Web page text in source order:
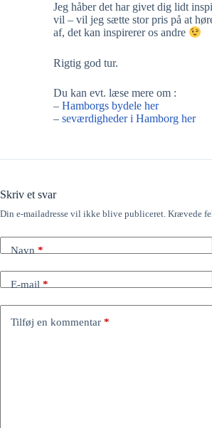
Jeg håber det har givet dig lidt
vil – vil jeg sætte stor pris på at
af, det kan inspirerer os andre
Rigtig god tur.
Du kan evt. læse mere om :
– Hamborgs bydele her
– seværdigheder i Hamborg her
Skriv et svar
Din e-mailadresse vil ikke blive publiceret. Krævede
Navn*
E-mail*
Tilføj en kommentar *